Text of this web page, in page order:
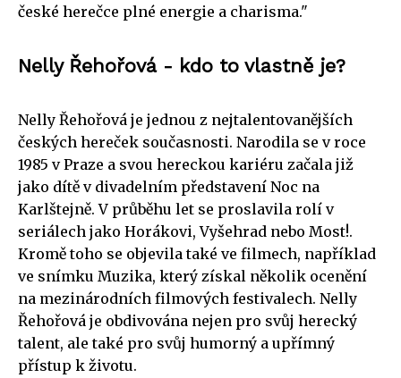
české herečce plné energie a charisma."
Nelly Řehořová - kdo to vlastně je?
Nelly Řehořová je jednou z nejtalentovanějších
českých hereček současnosti. Narodila se v roce
1985 v Praze a svou hereckou kariéru začala již
jako dítě v divadelním představení Noc na
Karlštejně. V průběhu let se proslavila rolí v
seriálech jako Horákovi, Vyšehrad nebo Most!.
Kromě toho se objevila také ve filmech, například
ve snímku Muzika, který získal několik ocenění
na mezinárodních filmových festivalech. Nelly
Řehořová je obdivována nejen pro svůj herecký
talent, ale také pro svůj humorný a upřímný
přístup k životu.